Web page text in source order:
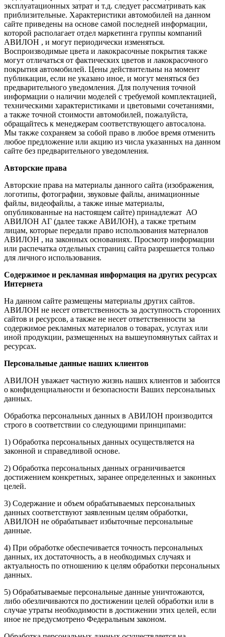
эксплуатационных затрат и т.д. следует рассматривать как
приблизительные. Характеристики автомобилей на данном
сайте приведены на основе самой последней информации,
которой располагает отдел маркетинга группы компаний
АВИЛОН , и могут периодически изменяться.
Воспроизводимые цвета и лакокрасочные покрытия также
могут отличаться от фактических цветов и лакокрасочного
покрытия автомобилей. Цены действительны на момент
публикации, если не указано иное, и могут меняться без
предварительного уведомления. Для получения точной
информации о наличии моделей с требуемой комплектацией,
техническими характеристиками и цветовыми сочетаниями,
а также точной стоимости автомобилей, пожалуйста,
обращайтесь к менеджерам соответствующего автосалона.
Мы также сохраняем за собой право в любое время отменить
любое предложение или акцию из числа указанных на данном
сайте без предварительного уведомления.
Авторские права
Авторские права на материалы данного сайта (изображения,
логотипы, фотографии, звуковые файлы, анимационные
файлы, видеофайлы, а также иные материалы,
опубликованные на настоящем сайте) принадлежат АО
АВИЛОН АГ (далее также АВИЛОН), а также третьим
лицам, которые передали право использования материалов
АВИЛОН , на законных основаниях. Просмотр информации
или распечатка отдельных страниц сайта разрешается только
для личного использования.
Содержимое и рекламная информация на других ресурсах
Интернета
На данном сайте размещены материалы других сайтов.
АВИЛОН не несет ответственность за доступность сторонних
сайтов и ресурсов, а также не несет ответственности за
содержимое рекламных материалов о товарах, услугах или
иной продукции, размещенных на вышеупомянутых сайтах и
ресурсах.
Персональные данные наших клиентов
АВИЛОН уважает частную жизнь наших клиентов и забоится
о конфиденциальности и безопасности Ваших персональных
данных.
Обработка персональных данных в АВИЛОН производится
строго в соответствии со следующими принципами:
1) Обработка персональных данных осуществляется на
законной и справедливой основе.
2) Обработка персональных данных ограничивается
достижением конкретных, заранее определенных и законных
целей.
3) Содержание и объем обрабатываемых персональных
данных соответствуют заявленным целям обработки,
АВИЛОН не обрабатывает избыточные персональные
данные.
4) При обработке обеспечивается точность персональных
данных, их достаточность, а в необходимых случаях и
актуальность по отношению к целям обработки персональных
данных.
5) Обрабатываемые персональные данные уничтожаются,
либо обезличиваются по достижении целей обработки или в
случае утраты необходимости в достижении этих целей, если
иное не предусмотрено Федеральным законом.